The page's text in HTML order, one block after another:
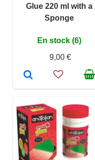
Glue 220 ml with a
Sponge
En stock (6)
9,00 €